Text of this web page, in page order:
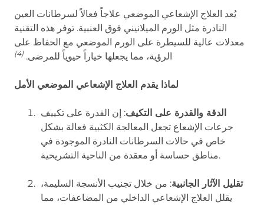
يُعد العلاج الإشعاعي الموضعي علاجاً فعالاً لسرطانات العين
النادرة مثل الورم الميلانيني فوق العنبية. توفر هذه التقنية
معدلات عالية للسيطرة على الورم الموضعي مع الحفاظ على
الرؤية، مما يجعلها خياراً حيوياً للمرضى. (4)
لماذا يقدم العلاج الإشعاعي الموضعي الأمل
الدقة والقدرة على التكيف: إن القدرة على تكييف
جرعات الإشعاع تجعل المعالجة الكثبية فعالة بشكل
خاص في حالات السرطانات النادرة الموجودة في
مناطق حساسة أو معقدة من الناحية التشريحية.
تقليل الآثار الجانبية: من خلال تجنيب الأنسجة السليمة،
يقلل العلاج الإشعاعي الداخلي من المضاعفات، مما